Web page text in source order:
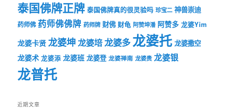
泰国佛牌正牌 泰国佛牌真的很灵验吗 珍宝二 神兽崇迪
药师佛 药师佛佛牌 药师牌 财佛 财龟 阿赞坤潘 阿赞多 龙婆Yim
龙婆卡贤 龙婆坤龙婆培 龙婆多龙婆托 龙婆撒空
龙婆术 龙婆添 龙婆班 龙婆登 龙婆禅南 龙婆贵 龙婆银
龙普托
近期文章